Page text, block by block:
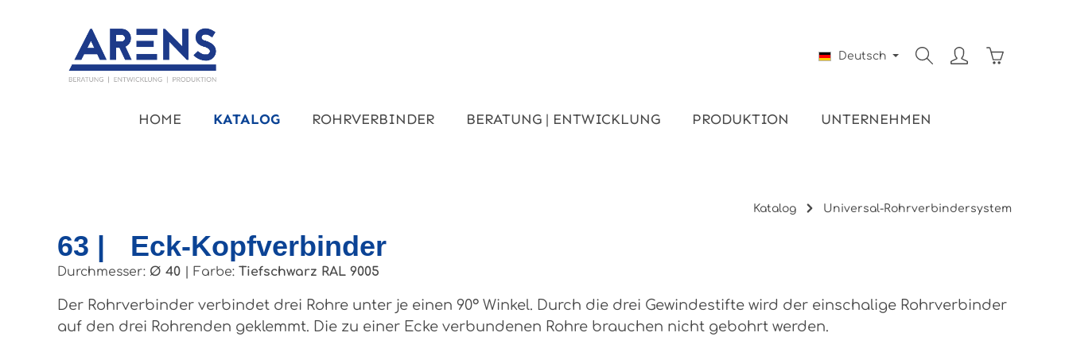
Hauptinhalt springen
Zur Hauptnavigation springen
Deutsch
HOME KATALOG ROHRVERBINDER BERATUNG | ENTWICKLUNG PRODUKTION UNTERNEHMEN
Katalog Universal-Rohrverbindersystem
63 | Eck-Kopfverbinder
Durchmesser: Ø 40 Farbe: Tiefschwarz RAL 9005
Der Rohrverbinder verbindet drei Rohre unter je einen 90° Winkel. Durch die drei Gewindestifte wird der einschalige Rohrverbinder
auf den drei Rohrenden geklemmt. Die zu einer Ecke verbundenen Rohre brauchen nicht gebohrt werden.